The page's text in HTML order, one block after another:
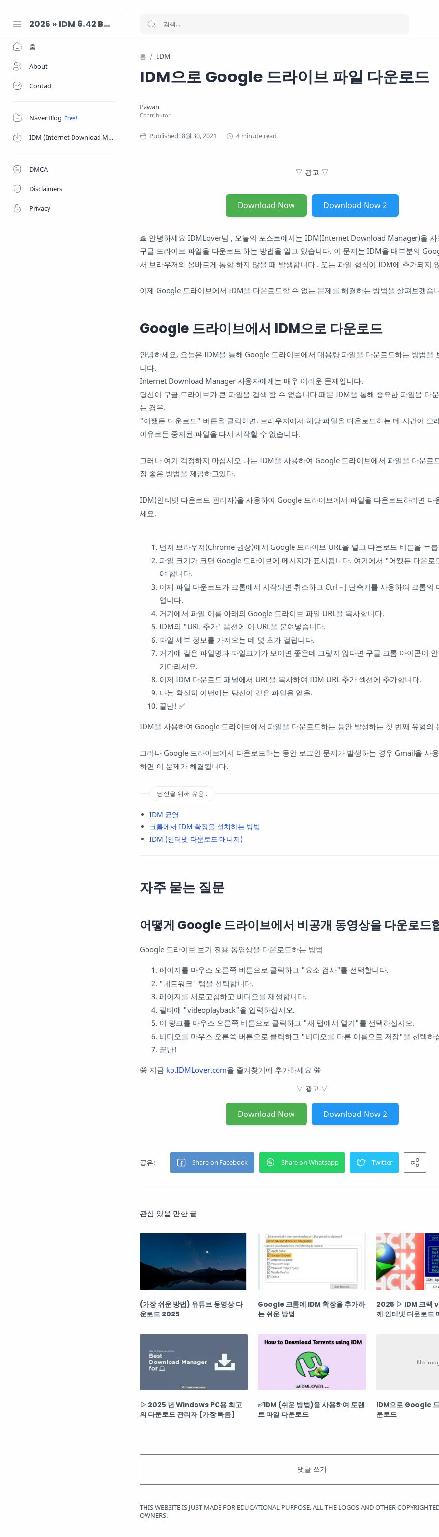
2025 » IDM 6.42 Build 47 크랙 + Internet Download Manager
홈
About
Contact
Naver Blog
IDM (Internet Download Manager)
DMCA
Disclaimers
Privacy
홈 IDM
IDM으로 Google 드라이브 파일 다운로드
4 minute read
▽ 광고 ▽
Download Now Download Now 2
🙏 안녕하세요 IDMLover님 , 오늘의 포스트에서는 IDM(Internet Download Manager)을 사
구글 드라이브 파일을 다운로드 하는 방법을 알고 있습니다. 이 문제는 IDM을 대부분의
서 브라우저와 올바르게 통합 하지 않을 때 발생합니다 . 또는 파일 형식이 IDM에 추가되지
이제 Google 드라이브에서 IDM을 다운로드할 수 없는 문제를 해결하는 방법을 살펴보겠습
Google 드라이브에서 IDM으로 다운로드
안녕하세요, 오늘은 IDM을 통해 Google 드라이브에서 대용량 파일을 다운로드하는 방법을
니다.
Internet Download Manager 사용자에게는 매우 어려운 문제입니다.
당신이 구글 드라이브가 큰 파일을 검색 할 수 없습니다 때문 IDM을 통해 중요한 파일을 다
는 경우.
"어쨌든 다운로드" 버튼을 클릭하면. 브라우저에서 해당 파일을 다운로드하는 데 시간이 오
이유로든 중지된 파일을 다시 시작할 수 없습니다.
그러나 여기 걱정하지 마십시오 나는 IDM을 사용하여 Google 드라이브에서 파일을 다운로
장 좋은 방법을 제공하고있다.
IDM(인터넷 다운로드 관리자)을 사용하여 Google 드라이브에서 파일을 다운로드하려면 다
세요.
먼저 브라우저(Chrome 권장)에서 Google 드라이브 URL을 열고 다운로드 버튼을 누
파일 크기가 크면 Google 드라이브에 메시지가 표시됩니다. 여기에서 "어쨌든 다운로
야 합니다.
이제 파일 다운로드가 크롬에서 시작되면 취소하고 Ctrl + J 단축키를 사용하여 크롬의
엽니다.
거기에서 파일 이름 아래의 Google 드라이브 파일 URL을 복사합니다.
IDM의 "URL 추가" 옵션에 이 URL을 붙여넣습니다.
파일 세부 정보를 가져오는 데 몇 초가 걸립니다.
거기에 같은 파일명과 파일크기가 보이면 좋은데 그렇지 않다면 구글 크롬 아이콘이
기다리세요.
이제 IDM 다운로드 패널에서 URL을 복사하여 IDM URL 추가 섹션에 추가합니다.
나는 확실히 이번에는 당신이 같은 파일을 얻을.
끝난! ✅
IDM을 사용하여 Google 드라이브에서 파일을 다운로드하는 동안 발생하는 첫 번째 유형의
그러나 Google 드라이브에서 다운로드하는 동안 로그인 문제가 발생하는 경우 Gmail을 사
하면 이 문제가 해결됩니다.
당신을 위해 유용 :
IDM 균열
크롬에서 IDM 확장을 설치하는 방법
IDM (인터넷 다운로드 매니저)
자주 묻는 질문
어떻게 Google 드라이브에서 비공개 동영상을 다운로드
Google 드라이브 보기 전용 동영상을 다운로드하는 방법
페이지를 마우스 오른쪽 버튼으로 클릭하고 "요소 검사"를 선택합니다.
"네트워크" 탭을 선택합니다.
페이지를 새로고침하고 비디오를 재생합니다.
필터에 "videoplayback"을 입력하십시오.
이 링크를 마우스 오른쪽 버튼으로 클릭하고 "새 탭에서 열기"를 선택하십시오.
비디오를 마우스 오른쪽 버튼으로 클릭하고 "비디오를 다른 이름으로 저장"을 선택하
끝난!
😁 지금 ko.IDMLover.com을 즐겨찾기에 추가하세요 😁
▽ 광고 ▽
Download Now Download Now 2
관심 있을 만한 글
(가장 쉬운 방법) 유튜브 동영상 다
운로드 2025
Google 크롬에 IDM 확장을 추가하
는 쉬운 방법
2025 ▷ IDM 크랙
께 인터넷 다운로드
▷ 2025 년 Windows PC용 최고
의 다운로드 관리자 [가장 빠름]
✅IDM (쉬운 방법)을 사용하여 토렌
트 파일 다운로드
IDM으로 Google
운로드
THIS WEBSITE IS JUST MADE FOR EDUCATIONAL PURPOSE. ALL THE LOGOS AND OTHER
OWNERS.